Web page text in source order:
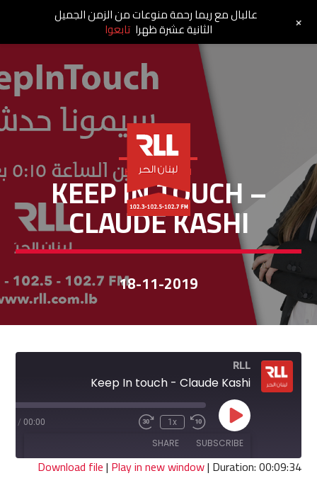
KEEP IN TOUCH
KEEP IN TOUCH –
CLAUDE KASHI
18-11-2019
RLL
Keep In touch - Claude Kashi
Play
Episode
Rewind
10
Seconds
1x
Fast
seconds
00:00
/
SUBSCRIBE
SHARE
Download file| Play in new window| Duration: 00:09:34
عالبال مع ريما رحمة منوعات من الزمن الجميل
الثانية عشرة ظهرا تابعوا +